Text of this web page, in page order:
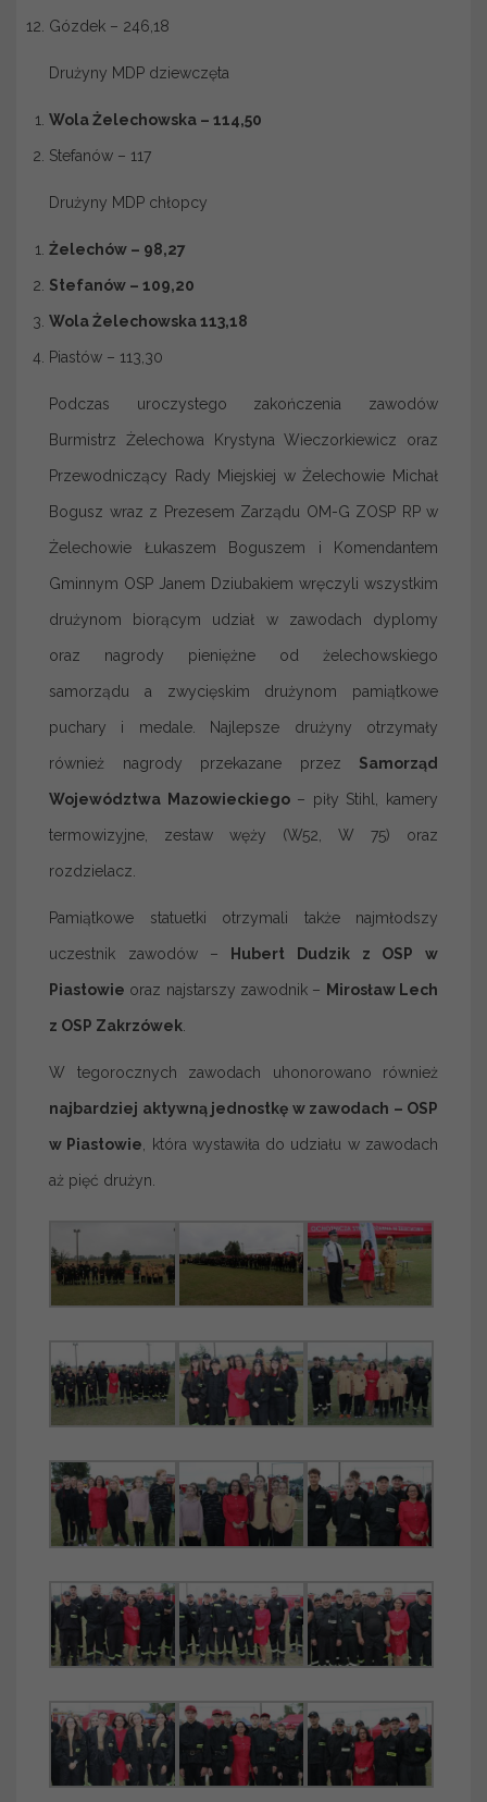
Gózdek – 246,18
Drużyny MDP dziewczęta
Wola Żelechowska – 114,50
Stefanów – 117
Drużyny MDP chłopcy
Żelechów – 98,27
Stefanów – 109,20
Wola Żelechowska 113,18
Piastów – 113,30
Podczas uroczystego zakończenia zawodów
Burmistrz Żelechowa Krystyna Wieczorkiewicz oraz
Przewodniczący Rady Miejskiej w Żelechowie Michał
Bogusz wraz z Prezesem Zarządu OM-G ZOSP RP w
Żelechowie Łukaszem Boguszem i Komendantem
Gminnym OSP Janem Dziubakiem wręczyli wszystkim
drużynom biorącym udział w zawodach dyplomy
oraz nagrody pieniężne od żelechowskiego
samorządu a zwycięskim drużynom pamiątkowe
puchary i medale. Najlepsze drużyny otrzymały
również nagrody przekazane przez Samorząd
Województwa Mazowieckiego– piły Stihl, kamery
termowizyjne, zestaw węży (W52, W 75) oraz
rozdzielacz.
Pamiątkowe statuetki otrzymali także najmłodszy
uczestnik zawodów – Hubert Dudzik z OSP w
Piastowie oraz najstarszy zawodnik – Mirosław Lech
z OSP Zakrzówek
W tegorocznych zawodach uhonorowano również
najbardziej aktywną jednostkę w zawodach – OSP
w Piastowie , która wystawiła do udziału w zawodach
aż pięć drużyn.